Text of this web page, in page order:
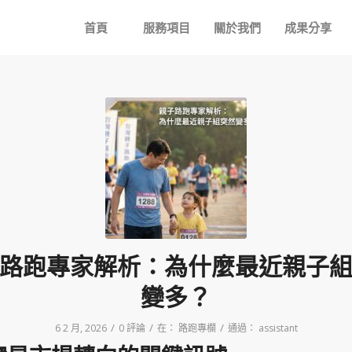
首頁 服務項目 關於我們 成果分享
跑專家解析：為什麼最近親子
變多？
6 2 月, 2026 / 0 評論 / 在： 路跑專欄 / 通過： assistant